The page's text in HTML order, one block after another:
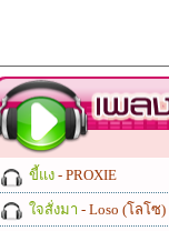
ขี้แง - PROXIE
ใจสั่งมา - Loso (โลโซ)